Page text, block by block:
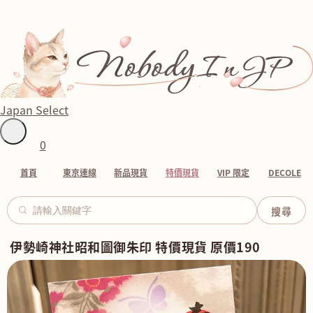
Japan Select
0
首頁 東京連線 新品現貨 特價現貨 VIP 限定 DECOLE
伊勢崎神社昭和圖御朱印 特價現貨 原價190